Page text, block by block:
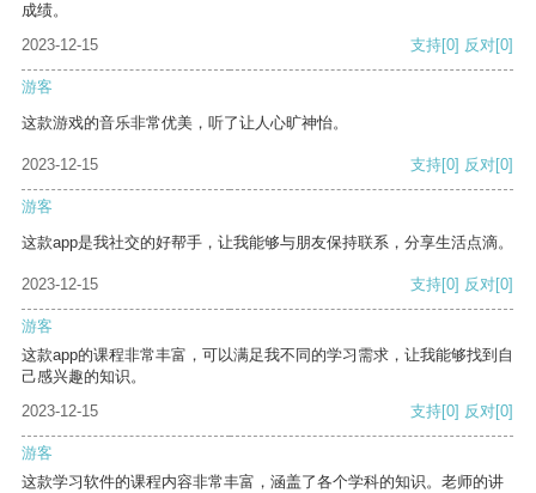
成绩。
2023-12-15
支持[0] 反对[0]
游客
这款游戏的音乐非常优美，听了让人心旷神怡。
2023-12-15 支持[0] 反对[0]
游客
这款app是我社交的好帮手，让我能够与朋友保持联系，分享生活点滴。
2023-12-15 支持[0] 反对[0]
游客
这款app的课程非常丰富，可以满足我不同的学习需求，让我能够找到自
己感兴趣的知识。
2023-12-15
支持[0] 反对[0]
游客
这款学习软件的课程内容非常丰富，涵盖了各个学科的知识。老师的讲